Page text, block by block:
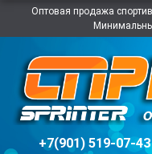
Оптовая продажа
+7(901) 519-07-43